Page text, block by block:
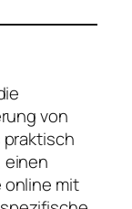
von
praktisch
einen
online mit